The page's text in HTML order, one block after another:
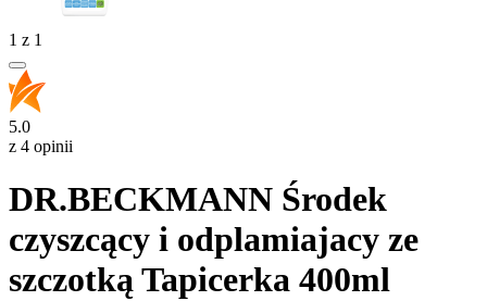
1 z 1
5.0
z 4 opinii
DR.BECKMANN Środek
czyszcący i odplamiajacy ze
szczotką Tapicerka 400ml